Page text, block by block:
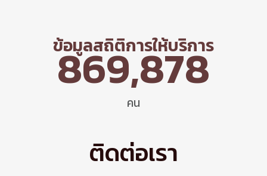
ข้อมูลสถิติการให้บริการ
คน
869,878
ติดต่อเรา